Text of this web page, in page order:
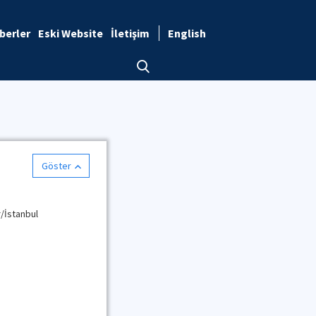
Eski Website İletişim English
Göster
İstanbul